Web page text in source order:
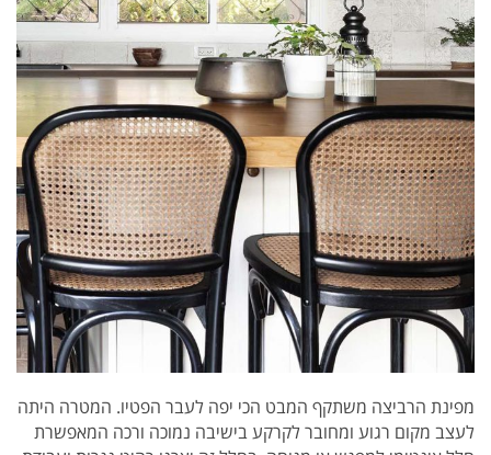
מפינת הרביצה משתקף המבט הכי יפה לעבר הפטיו. המטרה היתה
לעצב מקום רגוע ומחובר לקרקע בישיבה נמוכה ורכה המאפשרת